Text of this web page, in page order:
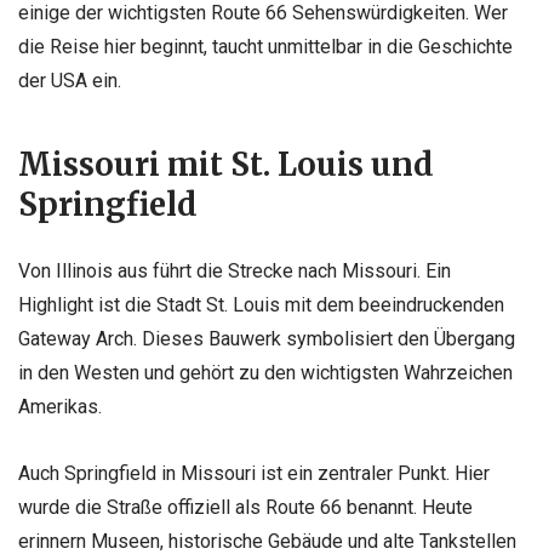
einige der wichtigsten Route 66 Sehenswürdigkeiten. Wer
die Reise hier beginnt, taucht unmittelbar in die Geschichte
der USA ein.
Missouri mit St. Louis und
Springfield
Von Illinois aus führt die Strecke nach Missouri. Ein
Highlight ist die Stadt St. Louis mit dem beeindruckenden
Gateway Arch. Dieses Bauwerk symbolisiert den Übergang
in den Westen und gehört zu den wichtigsten Wahrzeichen
Amerikas.
Auch Springfield in Missouri ist ein zentraler Punkt. Hier
wurde die Straße offiziell als Route 66 benannt. Heute
erinnern Museen, historische Gebäude und alte Tankstellen